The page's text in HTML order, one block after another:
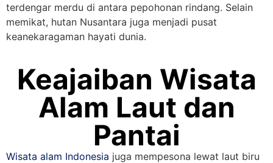
terdengar merdu di antara pepohonan rindang. Selain
memikat, hutan Nusantara juga menjadi pusat
keanekaragaman hayati dunia.
Keajaiban Wisata
Alam Laut dan
Pantai
Wisata alam Indonesia juga mempesona lewat laut biru